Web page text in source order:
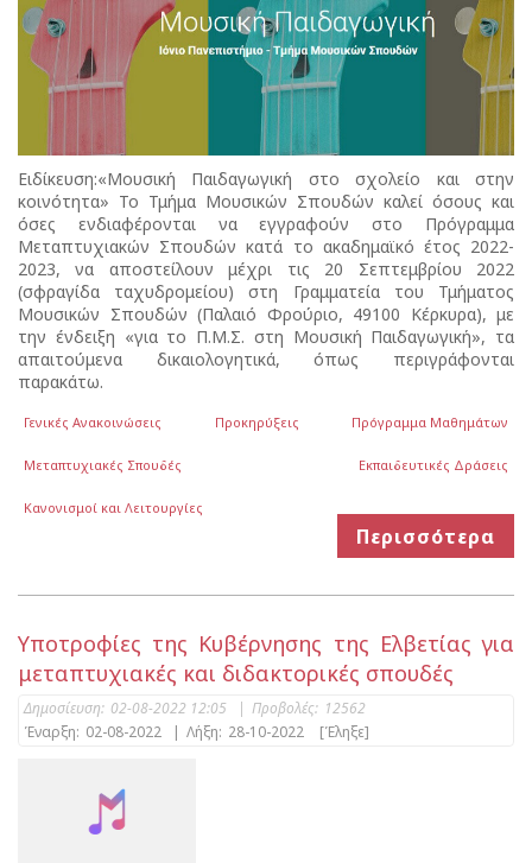
Ειδίκευση:«Μουσική Παιδαγωγική στο σχολείο και στην
κοινότητα» Το Τμήμα Μουσικών Σπουδών καλεί όσους και
όσες ενδιαφέρονται να εγγραφούν στο Πρόγραμμα
Μεταπτυχιακών Σπουδών κατά το ακαδημαϊκό έτος 2022-
2023, να αποστείλουν μέχρι τις 20 Σεπτεμβρίου 2022
(σφραγίδα ταχυδρομείου) στη Γραμματεία του Τμήματος
Μουσικών Σπουδών (Παλαιό Φρούριο, 49100 Κέρκυρα), με
την ένδειξη «για το Π.Μ.Σ. στη Μουσική Παιδαγωγική», τα
απαιτούμενα δικαιολογητικά, όπως περιγράφονται
παρακάτω.
Γενικές Ανακοινώσεις Προκηρύξεις Πρόγραμμα Μαθημάτων
Μεταπτυχιακές Σπουδές Εκπαιδευτικές Δράσεις
Κανονισμοί και Λειτουργίες
Περισσότερα
Υποτροφίες της Κυβέρνησης της Ελβετίας για
μεταπτυχιακές και διδακτορικές σπουδές
Δημοσίευση: 02-08-2022 12:05 | Προβολές: 12562
Έναρξη: 02-08-2022 | Λήξη: 28-10-2022 [Έληξε]